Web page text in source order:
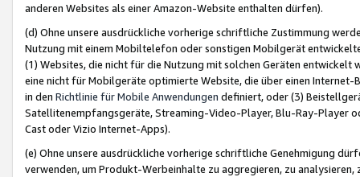
anderen Websites als einer Amazon-Website enthalten dürfen).
(d) Ohne unsere ausdrückliche vorherige schriftliche Zustimmung
Nutzung mit einem Mobiltelefon oder sonstigen Mobilgerät
(1) Websites, die nicht für die Nutzung mit solchen Geräten
eine nicht für Mobilgeräte optimierte Website, die über einen
in den Richtlinie für Mobile Anwendungen definiert, oder (3)
Satellitenempfangsgeräte, Streaming-Video-Player, Blu-Ray-Player
Cast oder Vizio Internet-Apps).
(e) Ohne unsere ausdrückliche vorherige schriftliche Genehmigung
verwenden, um Produkt-Werbeinhalte zu aggregieren, zu